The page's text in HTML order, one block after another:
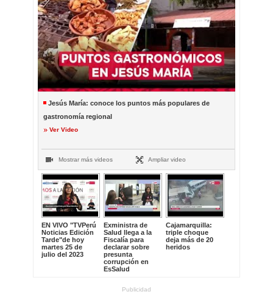
Jesús María: conoce los puntos más populares de
gastronomía regional
Ver Video
Mostrar más videos Ampliar video
EN VIVO "TVPerú
Noticias Edición
Tarde"de hoy
martes 25 de
julio del 2023
Exministra de
Salud llega a la
Fiscalía para
declarar sobre
presunta
corrupción en
EsSalud
Cajamarquilla:
triple choque
deja más de 20
heridos
Publicidad